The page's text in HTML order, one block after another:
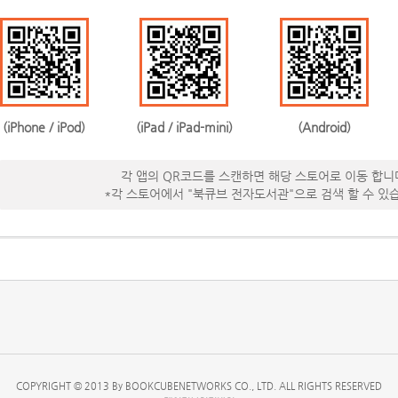
(iPhone / iPod) (iPad / iPad-mini) (Android)
각 앱의 QR코드를 스캔하면 해당 스토어로 이동 합니
*각 스토어에서 "북큐브 전자도서관"으로 검색 할 수 있
COPYRIGHT © 2013 By BOOKCUBENETWORKS CO., LTD. ALL RIGHTS RESERVED